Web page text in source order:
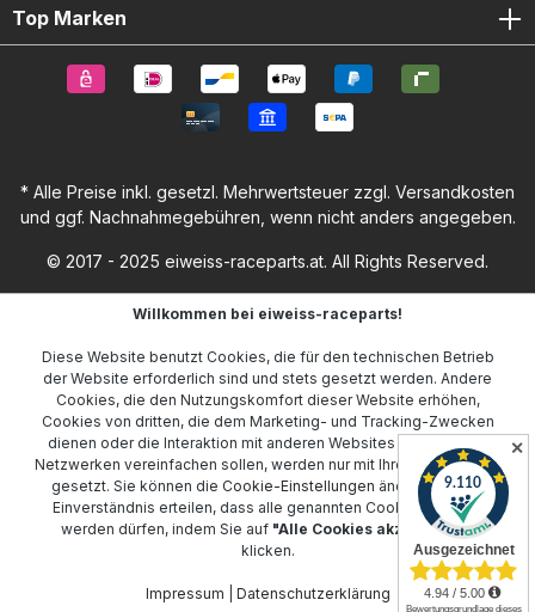
Top Marken
* Alle Preise inkl. gesetzl. Mehrwertsteuer zzgl. Versandkosten
und ggf. Nachnahmegebühren, wenn nicht anders angegeben.
© 2017 - 2025 eiweiss-raceparts.at. All Rights Reserved.
Willkommen bei eiweiss-raceparts!
Diese Website benutzt Cookies, die für den technischen Betrieb
der Website erforderlich sind und stets gesetzt werden. Andere
Cookies, die den Nutzungskomfort dieser Website erhöhen,
Cookies von dritten, die dem Marketing- und Tracking-Zwecken
dienen oder die Interaktion mit anderen Websites und sozialen
Netzwerken vereinfachen sollen, werden nur mit Ihrer Zustimmung
gesetzt. Sie können die Cookie-Einstellungen ändern oder Ihr
Einverständnis erteilen, dass alle genannten Cookies gesetzt
werden dürfen, indem Sie auf "Alle Cookies akzeptieren"
klicken.
Impressum Datenschutzerklärung
✕